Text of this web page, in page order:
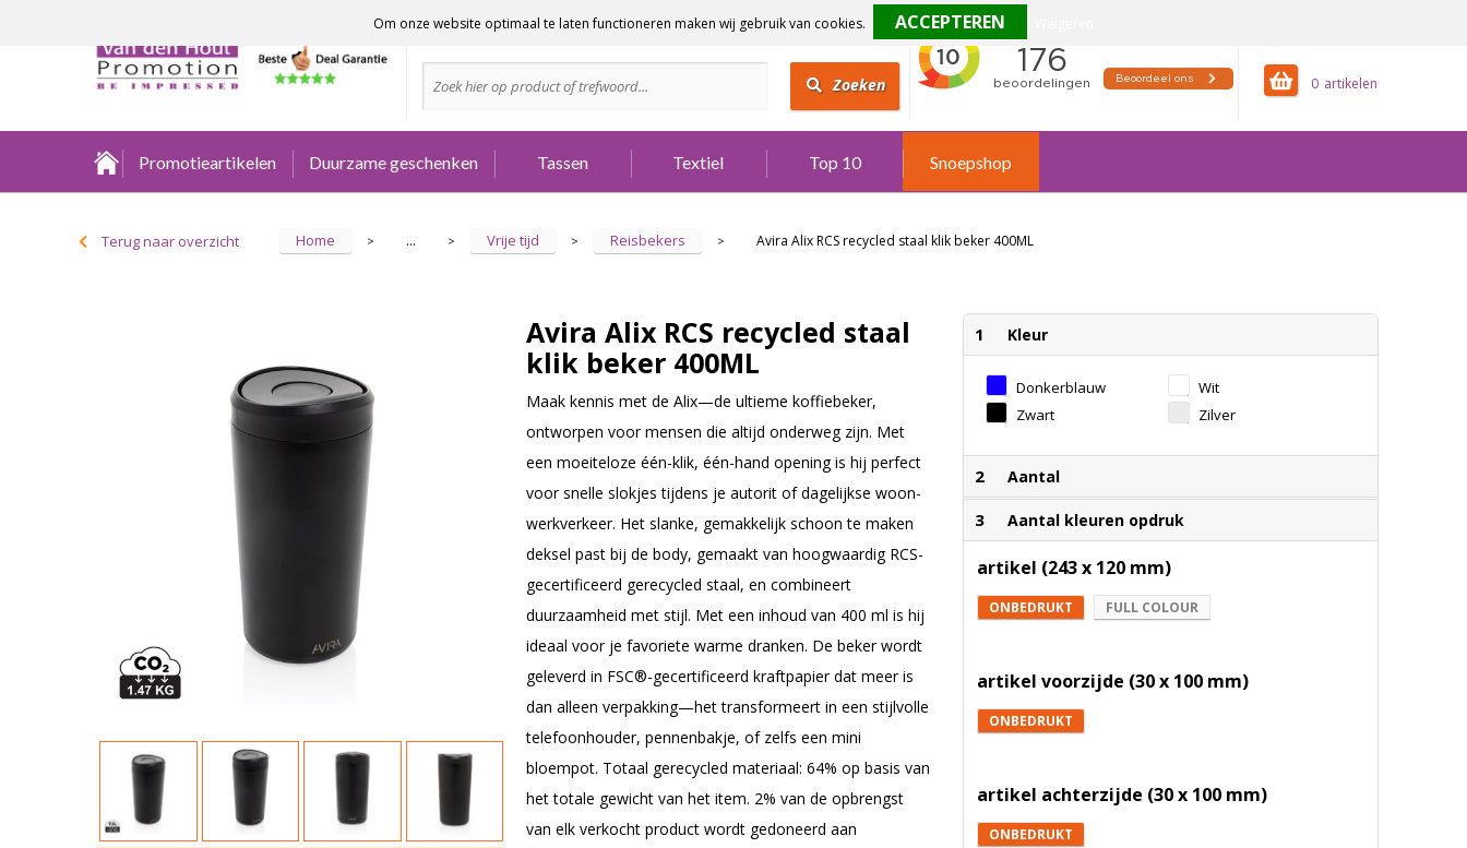
0
Advies nodig?
Zoeken
Promotieartikelen Duurzame geschenken Tassen Textiel Top 10 Snoepshop
Terug naar overzicht Home > ... > Vrije tijd > Reisbekers > Avira Alix RCS recycled staal klik beker 400ML
Avira Alix RCS recycled staal
klik beker 400ML
Maak kennis met de Alix—de ultieme koffiebeker,
ontworpen voor mensen die altijd onderweg zijn. Met
een moeiteloze één-klik, één-hand opening is hij perfect
voor snelle slokjes tijdens je autorit of dagelijkse woon-
werkverkeer. Het slanke, gemakkelijk schoon te maken
deksel past bij de body, gemaakt van hoogwaardig RCS-
gecertificeerd gerecycled staal, en combineert
duurzaamheid met stijl. Met een inhoud van 400 ml is hij
ideaal voor je favoriete warme dranken. De beker wordt
geleverd in FSC®-gecertificeerd kraftpapier dat meer is
dan alleen verpakking—het transformeert in een stijlvolle
telefoonhouder, pennenbakje, of zelfs een mini
bloempot. Totaal gerecycled materiaal: 64% op basis van
het totale gewicht van het item. 2% van de opbrengst
van elk verkocht product wordt gedoneerd aan
1 Kleur
Donkerblauw
Wit
Zwart
Zilver
2 Aantal
3 Aantal kleuren opdruk
artikel (243 x 120 mm)
ONBEDRUKT FULL COLOUR
artikel voorzijde (30 x 100 mm)
ONBEDRUKT
artikel achterzijde (30 x 100 mm)
ONBEDRUKT
Om onze website optimaal te laten functioneren maken wij gebruik van cookies.